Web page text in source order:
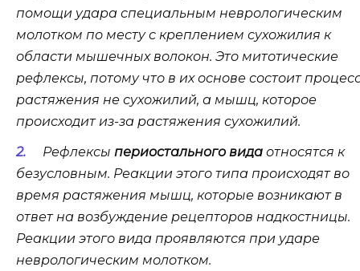
помощи удара специальным неврологическим
молотком по месту с креплением сухожилия к
области мышечных волокон. Это митотические
рефлексы, потому что в их основе состоит
растяжения не сухожилий, а мышц, которое
происходит из-за растяжения сухожилий.
Рефлексы периостального видаотносятся к
безусловным. Реакции этого типа происходят во
время растяжения мышц, которые возникают в
ответ на возбуждение рецепторов надкостницы.
Реакции этого вида проявляются при ударе
неврологическим молотком.